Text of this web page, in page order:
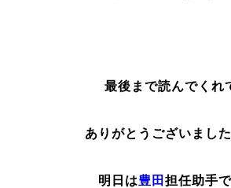
最後まで読んでくれ
ありがとうございました
明日は豊田 担任助手